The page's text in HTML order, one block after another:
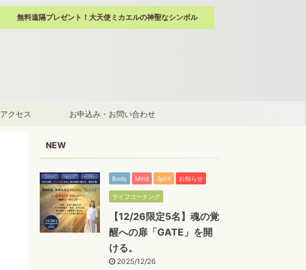
無料遠隔プレゼント！大天使ミカエルの神聖なシンボル
アクセス お申込み・お問い合わせ
NEW
Body Mind Spirit お知らせ
ライフコーチング
【12/26限定5名】魂の覚
醒への扉「GATE」を開
ける。
2025/12/26